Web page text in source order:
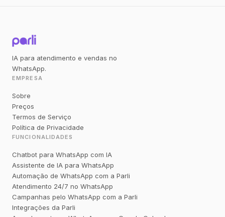
IA para atendimento e vendas no
WhatsApp.
EMPRESA
Sobre
Preços
Termos de Serviço
Política de Privacidade
FUNCIONALIDADES
Chatbot para WhatsApp com IA
Assistente de IA para WhatsApp
Automação de WhatsApp com a Parli
Atendimento 24/7 no WhatsApp
Campanhas pelo WhatsApp com a Parli
Integrações da Parli